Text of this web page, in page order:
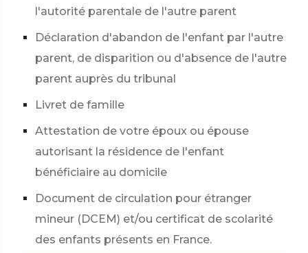
l'autorité parentale de l'autre parent
Déclaration d'abandon de l'enfant par l'autre
parent, de disparition ou d'absence de l'autre
parent auprès du tribunal
Livret de famille
Attestation de votre époux ou épouse
autorisant la résidence de l'enfant
bénéficiaire au domicile
Document de circulation pour étranger
mineur (DCEM) et/ou certificat de scolarité
des enfants présents en France.